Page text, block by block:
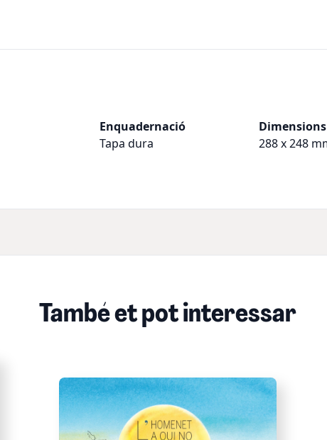
Enquadernació
Tapa dura
Dimensions
288 x 248
També et pot interessar